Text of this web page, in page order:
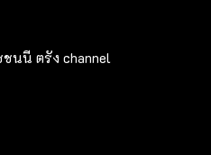
นนี ตรัง channel